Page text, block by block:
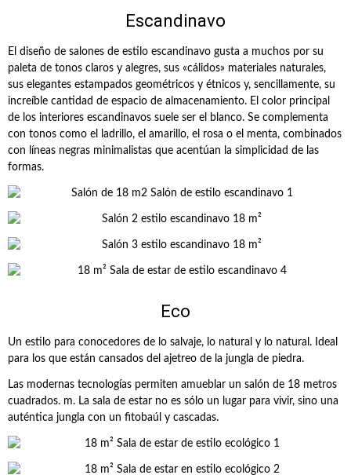
Escandinavo
El diseño de salones de estilo escandinavo gusta a muchos por su
paleta de tonos claros y alegres, sus «cálidos» materiales naturales,
sus elegantes estampados geométricos y étnicos y, sencillamente, su
increíble cantidad de espacio de almacenamiento. El color principal
de los interiores escandinavos suele ser el blanco. Se complementa
con tonos como el ladrillo, el amarillo, el rosa o el menta, combinados
con líneas negras minimalistas que acentúan la simplicidad de las
formas.
Eco
Un estilo para conocedores de lo salvaje, lo natural y lo natural. Ideal
para los que están cansados del ajetreo de la jungla de piedra.
Las modernas tecnologías permiten amueblar un salón de 18 metros
cuadrados. m. La sala de estar no es sólo un lugar para vivir, sino una
auténtica jungla con un fitobaúl y cascadas.